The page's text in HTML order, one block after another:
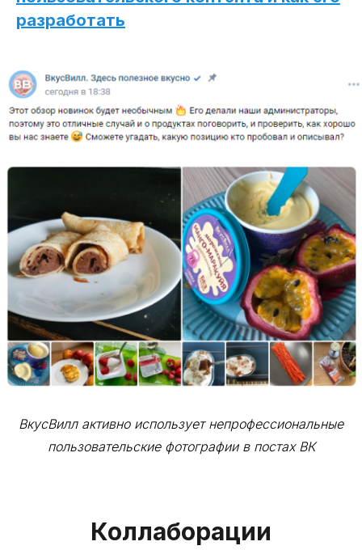
разработать
ВкусВилл активно использует непрофессиональные
пользовательские фотографии в постах ВК
Коллаборации